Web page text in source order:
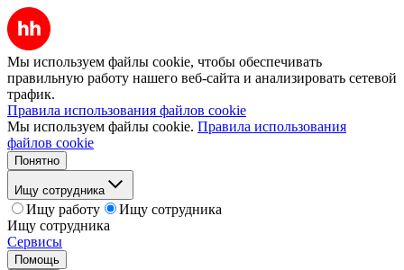
Мы используем файлы cookie, чтобы обеспечивать
правильную работу нашего веб-сайта и анализировать сетевой
трафик.
Правила использования файлов cookie
Мы используем файлы cookie. Правила использования
файлов cookie
Понятно
Ищу сотрудника
Ищу работу
Ищу сотрудника
Ищу сотрудника
Сервисы
Помощь